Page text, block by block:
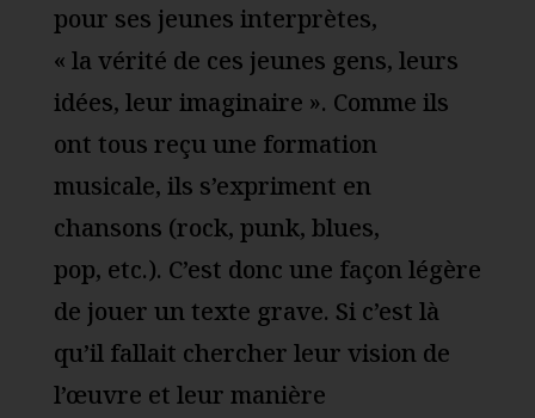
pour ses jeunes interprètes,
« la vérité de ces jeunes gens, leurs
idées, leur imaginaire ». Comme ils
ont tous reçu une formation
musicale, ils s’expriment en
chansons (rock, punk, blues,
pop, etc.). C’est donc une façon légère
de jouer un texte grave. Si c’est là
qu’il fallait chercher leur vision de
l’œuvre et leur manière